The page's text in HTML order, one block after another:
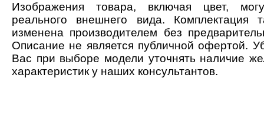
Изображения товара, включая цвет,
реального внешнего вида. Комплектация
изменена производителем без
Описание не является публичной офертой.
Вас при выборе модели уточнять наличие
характеристик у наших консультантов.